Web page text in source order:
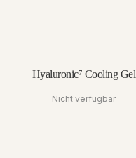
Hyaluronic⁷ Cooling Gel
Nicht verfügbar